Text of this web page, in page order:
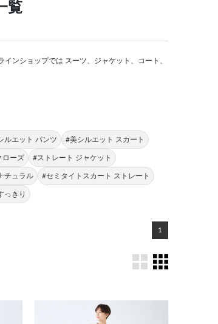
覧
ンショップでは スーツ、ジャケット、コート、
ルエット パンツ #美シルエット スカート
ローズ #ストレート ジャケット
チュラル #セミタイトスカート ストレート
っきり
1